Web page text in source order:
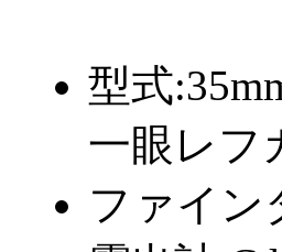
型式
一眼レフ
ファイン